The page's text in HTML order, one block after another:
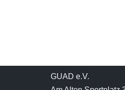
GUAD e.V.